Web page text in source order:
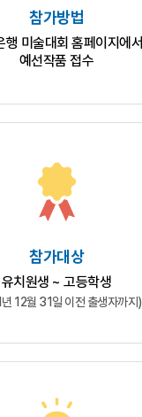
참가방법
행 미술대회 홈페이지에서
예선작품 접수
참가대상
유치원생 ~ 고등학생
12월 31일 이전 출생자까지)